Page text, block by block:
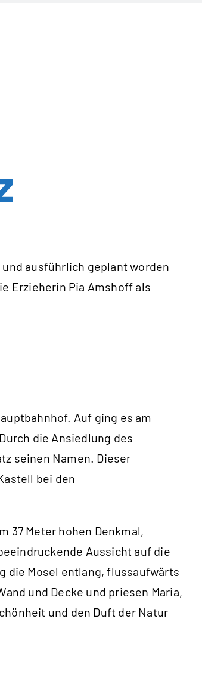
ausführlich geplant worden
Erzieherin Pia Amshoff als
Auf ging es am
die Ansiedlung des
seinen Namen. Dieser
bei den
37 Meter hohen Denkmal,
Aussicht auf die
die Mosel entlang, flussaufwärts
und Decke und priesen Maria,
und den Duft der Natur